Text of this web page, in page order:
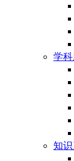
学
知